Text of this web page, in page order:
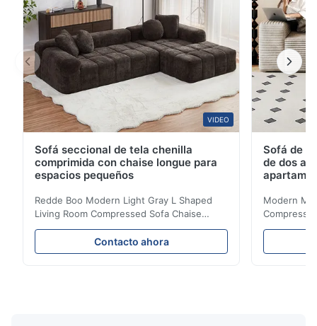
VIDEO
Sofá seccional de tela chenilla
comprimida con chaise longue para
espacios pequeños
Redde Boo Modern Light Gray L Shaped
Living Room Compressed Sofa Chaise
Lounge Product Overview High resilience
soft sectional sofa designed for small
spaces, featuring a contemporary light gray
Contacto ahora
Sofá de
de dos
Modern
Room